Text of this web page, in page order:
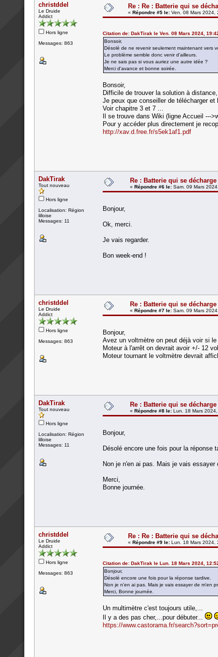
christddel
Le Druide
Addict
Hors ligne
Messages: 863
Re : Re : Batterie qui se
« Répondre #5 le: Ven. 08 Mars 2024,
Citation de: DakTirak le Ven. 08 Mars 2024,
Bonsoir,
Désolé de ne revenir seulement maintenant vers
Le problème semble donc venir d'ailleurs.
Je ne sais pas si vous auriez une autre idée ?
Merci d'avance et bonne soirée.
Bonsoir,
Difficile de trouver la solution à
Je peux que conseiller de télécharger et
Voir chapitre 3 et 7 ...
Il se trouve dans Wiki (ligne Accueil ---
Pour y accéder plus directement je
http://xav.d.free.fr/s5ek1af1.pdf
DakTirak
Tout nouveau
Hors ligne
Localisation: Région
lilloise
Messages: 11
Re : Batterie qui se
« Répondre #6 le: Sam. 09 Mars
Bonjour,
Ok, merci.
Je vais regarder.
Bon week-end !
christddel
Le Druide
Addict
Hors ligne
Messages: 863
Re : Batterie qui se
« Répondre #7 le: Sam. 09 Mars
Bonjour,
Avez un voltmètre on peut déjà voir si
Moteur à l'arrêt on devrait avoir +/- 12
Moteur tournant le voltmètre devrait
DakTirak
Tout nouveau
Hors ligne
Localisation: Région
lilloise
Messages: 11
Re : Batterie qui se
« Répondre #8 le: Lun. 18 Mars
Bonjour,
Désolé encore une fois pour la réponse
Non je n'en ai pas. Mais je vais essayer
Merci,
Bonne journée.
christddel
Le Druide
Addict
Hors ligne
Messages: 863
Re : Re : Batterie qui se
« Répondre #9 le: Lun. 18 Mars 2024,
Citation de: DakTirak le Lun. 18 Mars 2024,
Bonjour,
Désolé encore une fois pour la réponse tardive.
Non je n'en ai pas. Mais je vais essayer de m'en
Merci, Bonne journée.
Un multimètre c'est toujours utile,...
Il y a des pas cher,...pour débuter...
https://www.castorama.fr/